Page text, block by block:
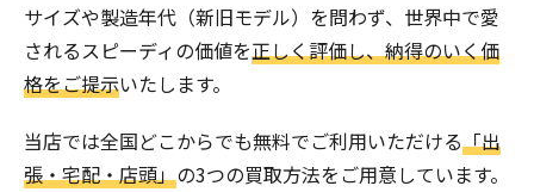
サイズや製造年代（新旧モデル）を問わず、世界中で愛
されるスピーディの価値を正しく評価し、納得のいく価
格をご提示いたします。
当店では全国どこからでも無料でご利用いただける「出
張・宅配・店頭」の3つの買取方法をご用意しています。